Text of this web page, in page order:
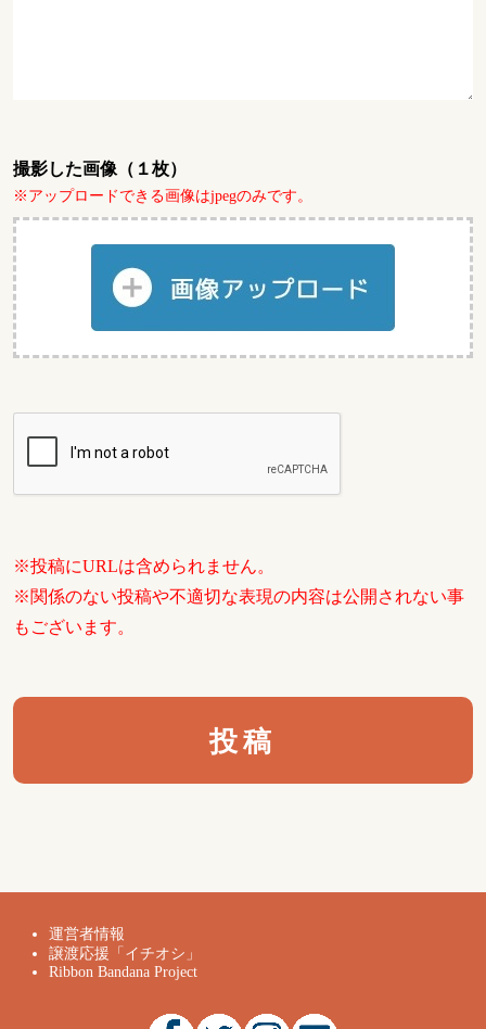
撮影した画像（１枚）
※アップロードできる画像はjpegのみです。
※投稿にURLは含められません。
※関係のない投稿や不適切な表現の内容は公開されない事
もございます。
運営者情報
譲渡応援「イチオシ」
Ribbon Bandana Project